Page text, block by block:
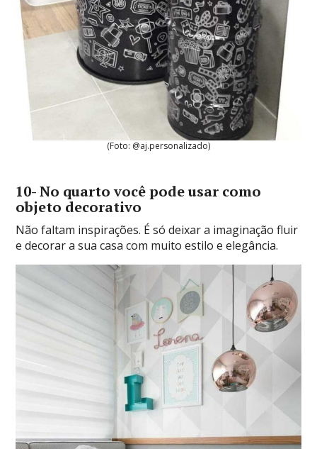
(Foto: @aj.personalizado)
10- No quarto você pode usar como
objeto decorativo
Não faltam inspirações. É só deixar a imaginação fluir
e decorar a sua casa com muito estilo e elegância.